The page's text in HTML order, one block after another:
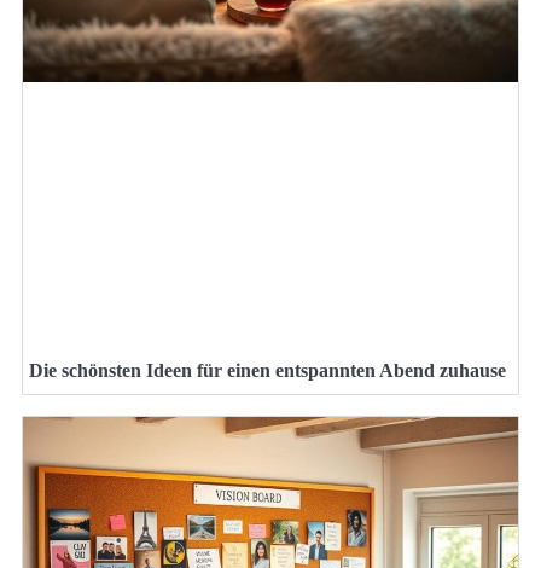
Die schönsten Ideen für einen entspannten Abend zuhause